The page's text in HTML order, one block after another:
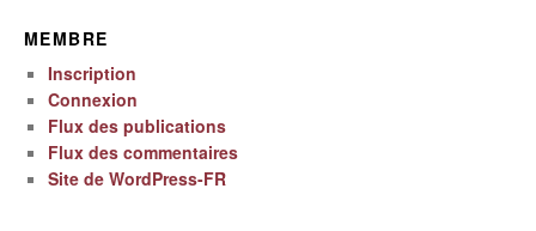
MEMBRE
Inscription
Connexion
Flux des publications
Flux des commentaires
Site de WordPress-FR